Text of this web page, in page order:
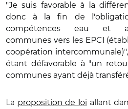
"Je suis favorable à la
donc à la fin de
compétences eau et
communes vers les EPCI
coopération
étant défavorable à "un
communes ayant déjà
La proposition de loi allant